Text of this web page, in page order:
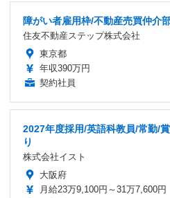
障がい者雇用枠/不動産売買仲介
住友不動産ステップ株式会社
東京都
年収390万円
契約社員
2027年度採用/英語科教員/常勤/
り
株式会社イスト
大阪府
月給23万9,100円～31万7,600円